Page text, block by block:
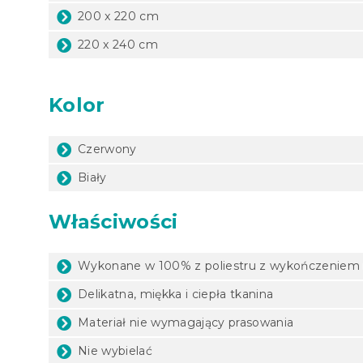
200 x 220 cm
220 x 240 cm
Kolor
Czerwony
Biały
Właściwości
Wykonane w 100% z poliestru z
Delikatna, miękka i ciepła tkanina
Materiał nie wymagający prasowania
Nie wybielać